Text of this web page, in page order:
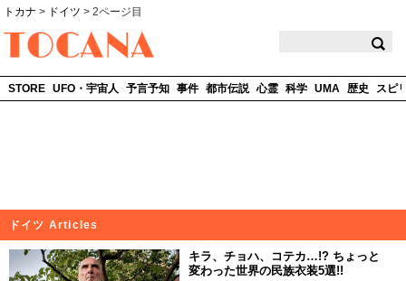
トカナ > ドイツ > 2ページ目
STORE UFO・宇宙人 予言予知 事件 都市伝説 心霊 科学 UMA 歴史 スピ
ドイツ Articles
キラ、チョハ、コテカ…!? ちょっと
変わった世界の民族衣装5選!!